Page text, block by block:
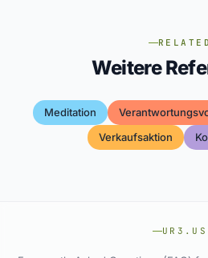
RELATED
Weitere
Meditation
Verkaufsaktion
UR3.US